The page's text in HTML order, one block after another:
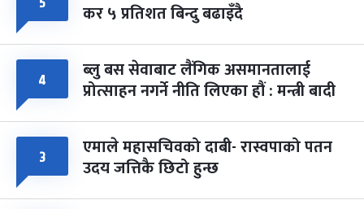
कर ५ प्रतिशत बिन्दु बढाइँदै
४ ब्लु बस सेवाबाट लैंगिक असमानतालाई
प्रोत्साहन नगर्ने नीति लिएका हौं : मन्त्री बादी
३ एमाले महासचिवको दाबी- रास्वपाको पतन
उदय जत्तिकै छिटो हुन्छ